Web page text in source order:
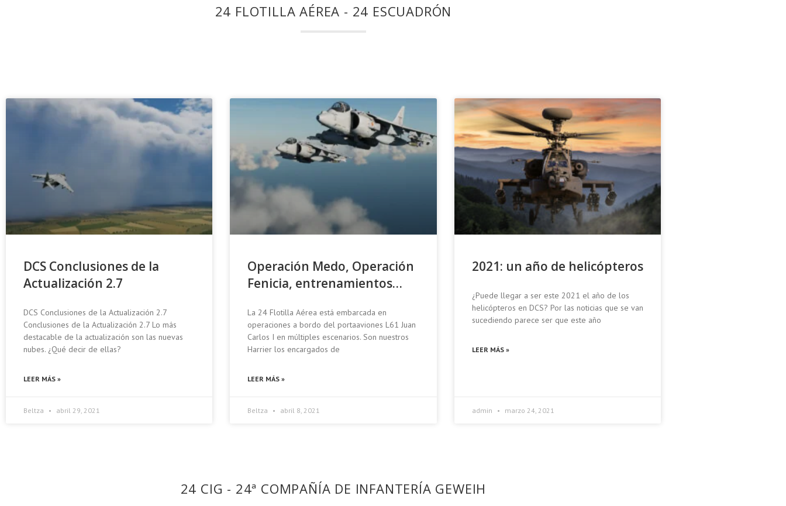
24 FLOTILLA AÉREA - 24 ESCUADRÓN
DCS Conclusiones de la
Actualización 2.7
DCS Conclusiones de la Actualización 2.7
Conclusiones de la Actualización 2.7 Lo más
destacable de la actualización son las nuevas
nubes. ¿Qué decir de ellas?
LEER MÁS »
Beltza abril 29, 2021
Operación Medo, Operación
Fenicia, entrenamientos…
La 24 Flotilla Aérea está embarcada en
operaciones a bordo del portaaviones L61 Juan
Carlos I en múltiples escenarios. Son nuestros
Harrier los encargados de
LEER MÁS »
Beltza abril 8, 2021
2021: un año de helicópteros
¿Puede llegar a ser este 2021 el año de los
helicópteros en DCS? Por las noticias que se van
sucediendo parece ser que este año
LEER MÁS »
admin marzo 24, 2021
24 CIG - 24ª COMPAÑÍA DE INFANTERÍA GEWEIH